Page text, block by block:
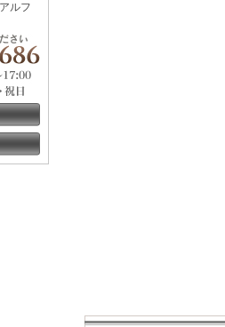
ルフ